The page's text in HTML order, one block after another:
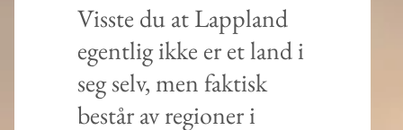
Visste du at Lappland
egentlig ikke er et land i
seg selv, men faktisk
består av regioner i